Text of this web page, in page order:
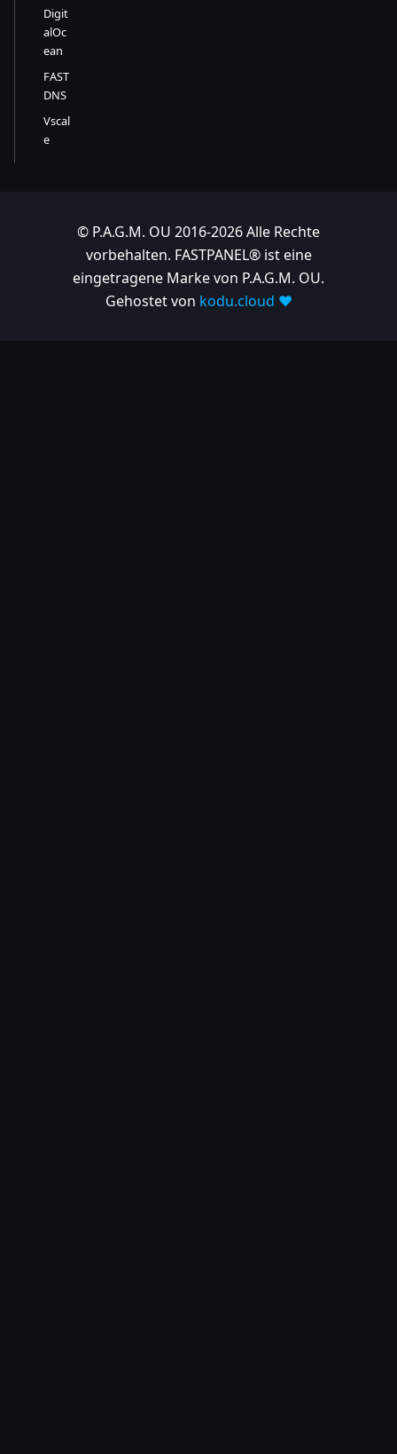
Digit
alOc
ean
FAST
DNS
Vscal
e
© P.A.G.M. OU 2016-2026 Alle Rechte
vorbehalten. FASTPANEL® ist eine
eingetragene Marke von P.A.G.M. OU.
Gehostet von kodu.cloud ❤️